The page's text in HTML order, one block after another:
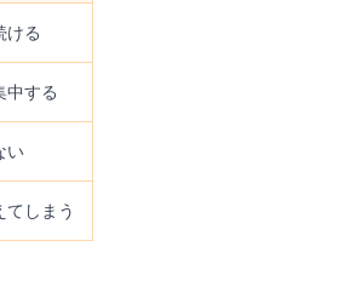
ける
中する
い
しまう